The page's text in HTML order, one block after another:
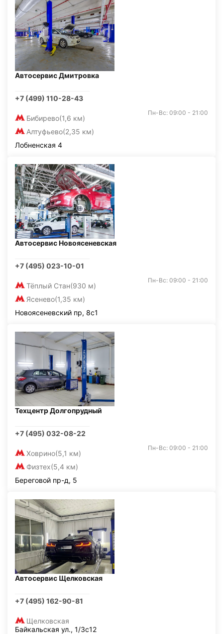
Автосервис Дмитровка
+7 (499) 110-28-43
Бибирево(1,6 км)
Алтуфьево(2,35 км)
Пн-Вс: 09:00 - 21:00
Лобненская 4
Автосервис Новоясеневская
+7 (495) 023-10-01
Тёплый Стан(930 м)
Ясенево(1,35 км)
Пн-Вс: 09:00 - 21:00
Новоясеневский пр, 8с1
Техцентр Долгопрудный
+7 (495) 032-08-22
Ховрино(5,1 км)
Физтех(5,4 км)
Пн-Вс: 09:00 - 21:00
Береговой пр-д, 5
Автосервис Щелковская
+7 (495) 162-90-81
Щелковская
Байкальская ул., 1/3с12